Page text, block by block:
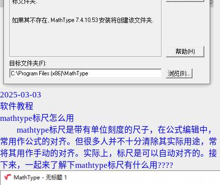
2025-03-03
软件教程
mathtype标尺怎么用
mathtype标尺是带有单位刻度的尺子，在公式编辑中，
常用作公式的对齐。但很多人并不十分清除其实际用途，常
将其用作手动的对齐。实际上，标尺是可以自动对齐的。接
下来，一起来了解下mathtype标尺有什么用????